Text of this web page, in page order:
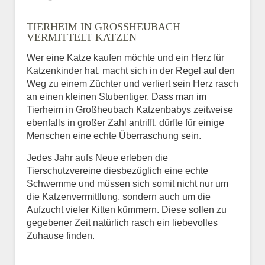
BILD HOCHLADEN
Vermisst seit
Ort des Verschwindens
TIERHEIM IN GROSSHEUBACH V
ERMITTELT KATZEN
Wer eine Katze kaufen möchte und ein Herz für
Katzenkinder hat, macht sich in der Regel auf den
Weg zu einem Züchter und verliert sein Herz rasch
an einen kleinen Stubentiger. Dass man im
Tierheim in Großheubach Katzenbabys zeitweise
ebenfalls in großer Zahl antrifft, dürfte für einige
Menschen eine echte Überraschung sein.
Jedes Jahr aufs Neue erleben die
Tierschutzvereine diesbezüglich eine echte
Schwemme und müssen sich somit nicht nur um
die Katzenvermittlung, sondern auch um die
Aufzucht vieler Kitten kümmern. Diese sollen zu
gegebener Zeit natürlich rasch ein liebevolles
Zuhause finden.